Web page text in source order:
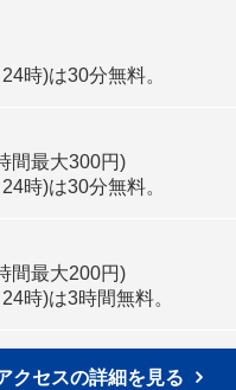
時)は30分無料。
間最大300円)
時)は30分無料。
間最大200円)
時)は3時間無料。
クセスの詳細を見る